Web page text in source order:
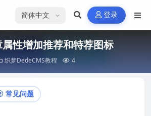
选择语言 登录
性增加推荐和特荐图标
织梦DedeCMS教程 4
常见问题